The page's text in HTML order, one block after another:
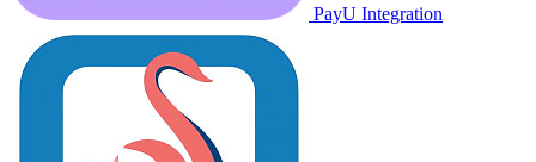
PayU Integration